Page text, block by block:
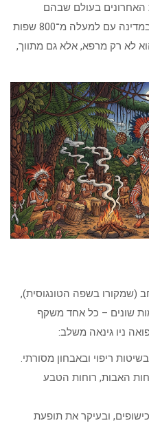
האחרונים בעולם שבהם
שאמאניזם מסורתי עודנו נושם וחי. במדינה עם למעלה מ־800 שפות
לא רק מרפא, אלא גם מתווך,
(שמקורו בשפה הטונגוסית),
שונים – כל אחד משקף
ניו גינאה משלב:
ריפוי ובאבחון מסורתי.
האבות, רוחות הטבע
ובעיקר את תופעת